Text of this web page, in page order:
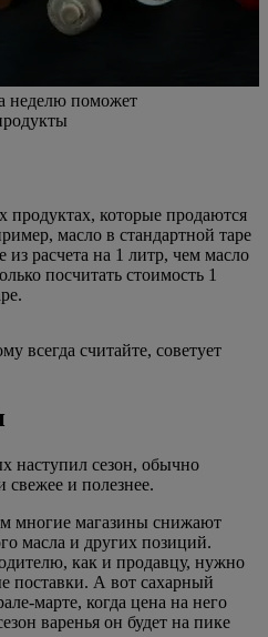
неделю поможет
продуктах, которые продаются
масло в стандартной таре
расчета на 1 литр, чем масло
посчитать стоимость 1
всегда считайте, советует
наступил сезон, обычно
свежее и полезнее.
многие магазины снижают
масла и других позиций.
как и продавцу, нужно
поставки. А вот сахарный
марте, когда цена на него
варенья он будет на пике